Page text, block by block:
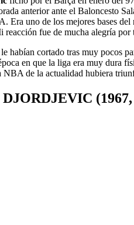
anterior ante el Baloncesto
Era uno de los mejores bases
reacción fue de mucha alegría
habían cortado tras muy pocos
en que la liga era muy dura
NBA de la actualidad hubiera